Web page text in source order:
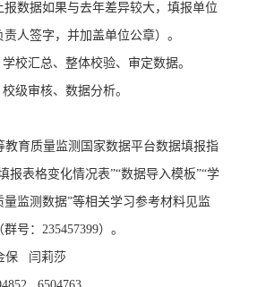
报数据如果与去年差异较大，填报单位
人签字，并加盖单位公章）。
学校汇总、整体校验、审定数据。
校级审核、数据分析。
教育质量监测国家数据平台数据填报指
报表格变化情况表”“数据导入模板”“学
量监测数据”等相关学习参考材料见监
群号：235457399）。
保 闫莉莎